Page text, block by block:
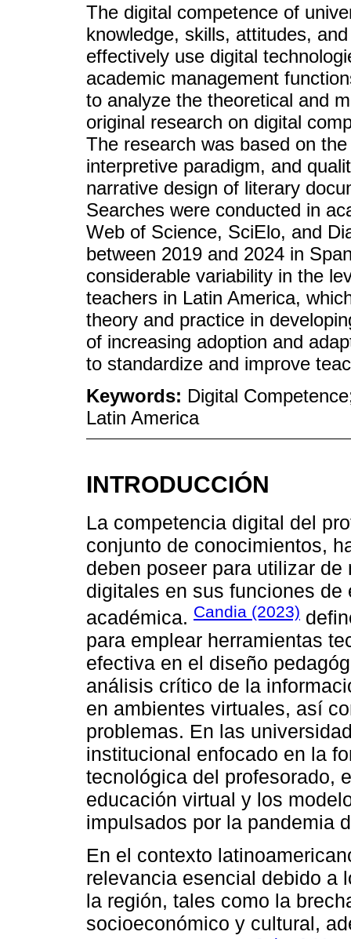
The digital competence of
knowledge, skills, attitudes,
effectively use digital
academic management
to analyze the theoretical and
original research on digital
The research was based on
interpretive paradigm, and
narrative design of literary
Searches were conducted in
Web of Science, SciElo, and
between 2019 and 2024 in
considerable variability in the
teachers in Latin America,
theory and practice in
of increasing adoption and
to standardize and improve
Keywords: Digital
Latin America
INTRODUCCIÓN
La competencia digital del
conjunto de conocimientos,
deben poseer para utilizar
digitales en sus funciones
académica. Candia (2023)
para emplear herramientas
efectiva en el diseño
análisis crítico de la
en ambientes virtuales, así
problemas. En las
institucional enfocado en la
tecnológica del profesorado,
educación virtual y los
impulsados por la pandemia
En el contexto
relevancia esencial debido a
la región, tales como la
socioeconómico y cultural,